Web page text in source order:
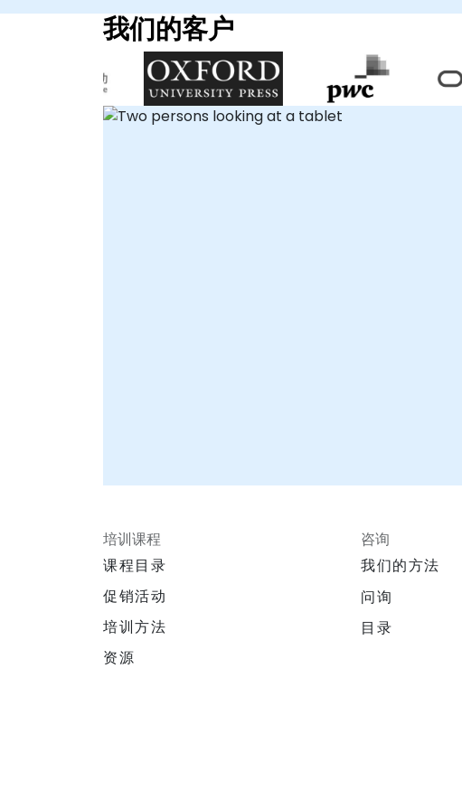
企业中心进行，确保与您现有的操作环境无缝集
成。 NobleProg——您的本地咨询合作伙伴
我们的客户
培训课程
课程目录
促销活动
培训方法
资源
咨询
我们的方法
问询
目录